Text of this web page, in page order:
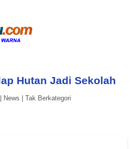
Hutan Jadi Sekolah
News Tak Berkategori